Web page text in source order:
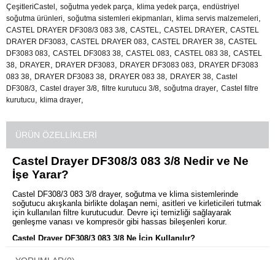
ÇeşitleriCastel
soğutma yedek parça klima yedek parça
endüstriyel
soğutma ürünleri
soğutma sistemleri ekipmanları klima servis malzemeleri
CASTEL DRAYER DF308/3 083 3/8 CASTEL CASTEL DRAYER
CASTEL
DRAYER DF3083
CASTEL DRAYER 083 CASTEL DRAYER 38 CASTEL
DF3083 083
CASTEL DF3083 38 CASTEL 083 CASTEL 083 38 CASTEL
38
DRAYER DRAYER DF3083 DRAYER DF3083 083
DRAYER DF3083
083 38
DRAYER DF3083 38 DRAYER 083 38 DRAYER 38 Castel
DF308/3
Castel drayer 3/8 filtre kurutucu 3/8 soğutma drayer Castel filtre
kurutucu
klima drayer
ÜRÜN ÖZELLIKLERI
Castel Drayer DF308/3 083 3/8 Nedir ve Ne
İşe Yarar?
Castel DF308/3 083 3/8 drayer, soğutma ve klima sistemlerinde
soğutucu akışkanla birlikte dolaşan nemi, asitleri ve kirleticileri tutmak
için kullanılan filtre kurutucudur. Devre içi temizliği sağlayarak
genleşme vanası ve kompresör gibi hassas bileşenleri korur.
Castel Drayer DF308/3 083 3/8 Ne İçin Kullanılır?
sistemin stabil ve verimli çalışmasının sürdürülmesi ve arıza